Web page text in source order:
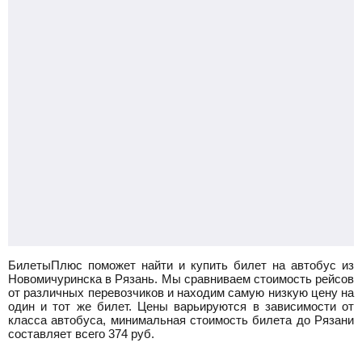
БилетыПлюс поможет найти и купить билет на автобус из
Новомичуринска в Рязань. Мы сравниваем стоимость рейсов
от различных перевозчиков и находим самую низкую цену на
один и тот же билет. Цены варьируются в зависимости от
класса автобуса, минимальная стоимость билета до Рязани
составляет всего 374 руб.